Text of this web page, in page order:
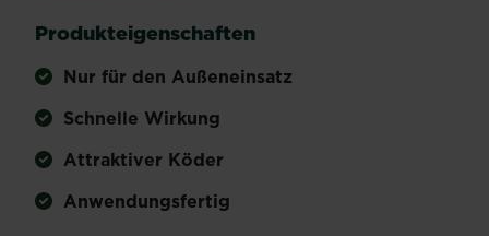
Produkteigenschaften
Nur für den Außeneinsatz
Schnelle Wirkung
Attraktiver Köder
Anwendungsfertig